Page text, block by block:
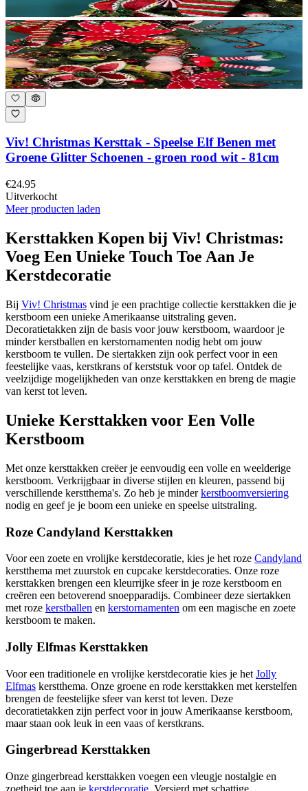
Viv! Christmas Kersttak - Speelse Elf Benen met
Groene Glitter Schoenen - groen rood wit - 81cm
€24.95
Uitverkocht
Meer producten laden
Kersttakken Kopen bij Viv! Christmas:
Voeg Een Unieke Touch Toe Aan Je
Kerstdecoratie
Bij Viv! Christmas vind je een prachtige collectie kersttakken die je
kerstboom een unieke Amerikaanse uitstraling geven.
Decoratietakken zijn de basis voor jouw kerstboom, waardoor je
minder kerstballen en kerstornamenten nodig hebt om jouw
kerstboom te vullen. De siertakken zijn ook perfect voor in een
feestelijke vaas, kerstkrans of kerststuk voor op tafel. Ontdek de
veelzijdige mogelijkheden van onze kersttakken en breng de magie
van kerst tot leven.
Unieke Kersttakken voor Een Volle
Kerstboom
Met onze kersttakken creëer je eenvoudig een volle en weelderige
kerstboom. Verkrijgbaar in diverse stijlen en kleuren, passend bij
verschillende kerstthema's. Zo heb je minderkerstboomversiering
nodig en geef je je boom een unieke en speelse uitstraling.
Roze Candyland Kersttakken
Voor een zoete en vrolijke kerstdecoratie, kies je het roze Candyland
kerstthema met zuurstok en cupcake kerstdecoraties. Onze roze
kersttakken brengen een kleurrijke sfeer in je roze kerstboom en
creëren een betoverend snoepparadijs. Combineer deze siertakken
met roze kerstballen en kerstornamenten om een magische en zoete
kerstboom te maken.
Jolly Elfmas Kersttakken
Voor een traditionele en vrolijke kerstdecoratie kies je het Jolly
Elfmas kerstthema. Onze groene en rode kersttakken met kerstelfen
brengen de feestelijke sfeer van kerst tot leven. Deze
decoratietakken zijn perfect voor in jouw Amerikaanse kerstboom,
maar staan ook leuk in een vaas of kerstkrans.
Gingerbread Kersttakken
Onze gingerbread kersttakken voegen een vleugje nostalgie en